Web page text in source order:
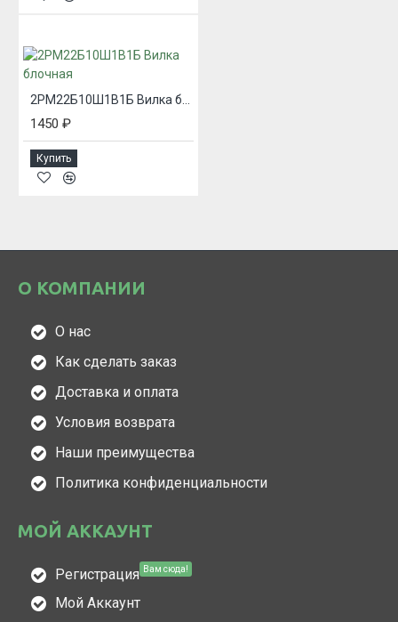
2РМ22Б10Ш1В1Б Вилка блочная
1450 ₽
Купить
О КОМПАНИИ
О нас
Как сделать заказ
Доставка и оплата
Условия возврата
Наши преимущества
Политика конфиденциальности
МОЙ АККАУНТ
Регистрация Вам сюда!
Мой Аккаунт